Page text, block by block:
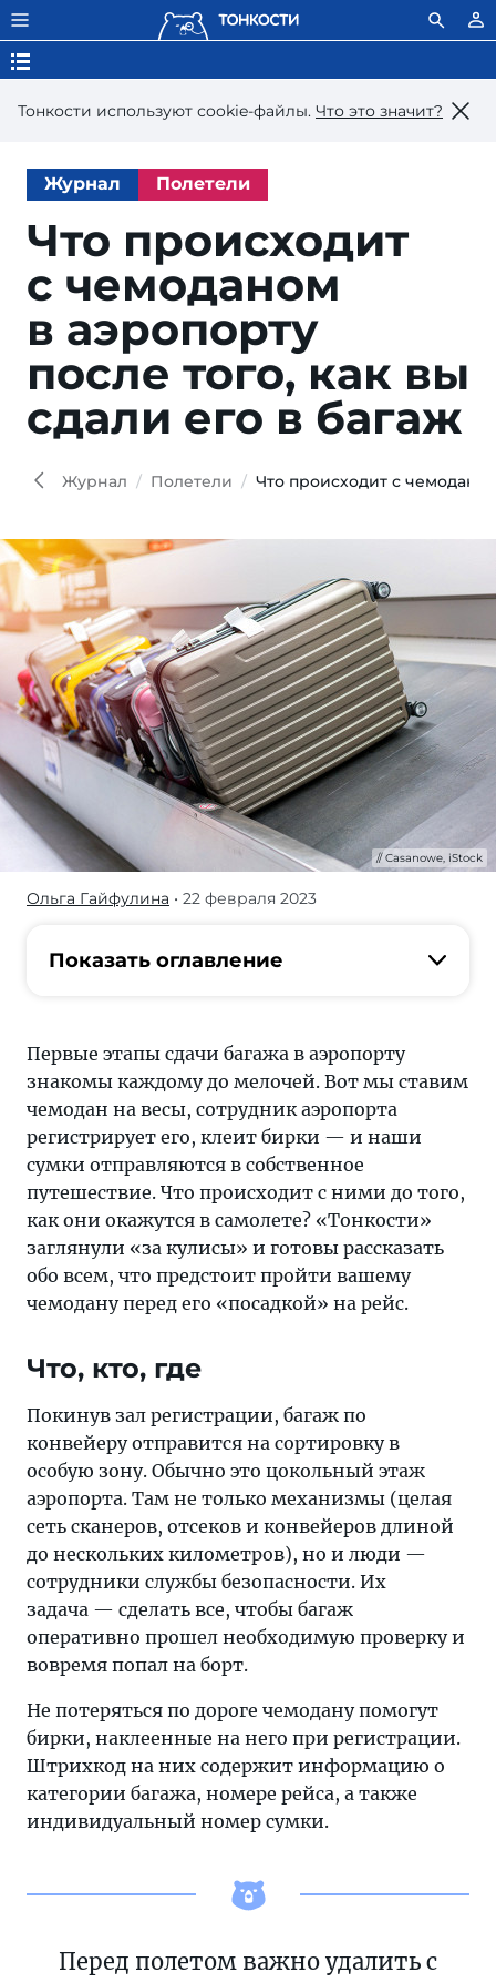
Тонкости используют сookie-файлы. Что это значит?
Журнал Полетели
Что происходит
с чемоданом
в аэропорту
после того, как вы
сдали его в багаж
Журнал Полетели Что происходит с
Casanowe, iStock
Вот
ставим
сотрудник
регистрирует
его,
клеит
бирки —
наши
отправляются
собственное
Что
происходит
с
ними
до
того,
как
они
окажутся
в
самолете?
Ольга Гайфулина • 22 февраля 2023
Показать оглавление
Первые этапы сдачи багажа в аэропорту
знакомы каждому до мелочей. Вот мы ставим
чемодан на весы, сотрудник аэропорта
регистрирует его, клеит бирки — и наши
сумки отправляются в собственное
путешествие. Что происходит с ними до того,
как они окажутся в самолете? «Тонкости»
заглянули «за кулисы» и готовы рассказать
обо всем, что предстоит пройти вашему
чемодану перед его «посадкой» на рейс.
Что, кто, где
Покинув зал регистрации, багаж по
конвейеру отправится на сортировку в
особую зону. Обычно это цокольный этаж
аэропорта. Там не только механизмы (целая
сеть сканеров, отсеков и конвейеров длиной
до нескольких километров), но и люди —
сотрудники службы безопасности. Их
задача — сделать все, чтобы багаж
оперативно прошел необходимую проверку и
вовремя попал на борт.
Не потеряться по дороге чемодану помогут
бирки, наклеенные на него при регистрации.
Штрихкод на них содержит информацию о
категории багажа, номере рейса, а также
индивидуальный номер сумки.
Перед полетом важно удалить с